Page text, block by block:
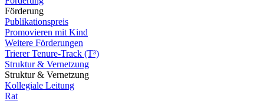
Förderung
Publikationspreis
Promovieren mit Kind
Weitere Förderungen
Trierer Tenure-Track (T³)
Struktur & Vernetzung
Struktur & Vernetzung
Kollegiale Leitung
Rat